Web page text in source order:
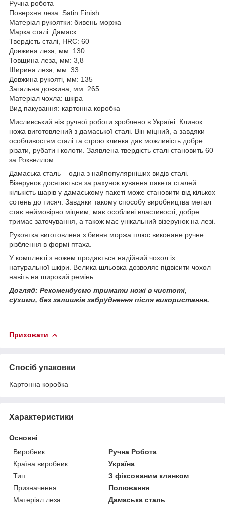
Ручна робота
Поверхня леза: Satin Finish
Матеріал рукоятки: бивень моржа
Марка сталі: Дамаск
Твердість сталі, HRC: 60
Довжина леза, мм: 130
Товщина леза, мм: 3,8
Ширина леза, мм: 33
Довжина рукояті, мм: 135
Загальна довжина, мм: 265
Матеріал чохла: шкіра
Вид пакування: картонна коробка
Мисливський ніж ручної роботи зроблено в Україні. Клинок
ножа виготовлений з дамаської сталі. Він міцний, а завдяки
особливостям сталі та строю клинка дає можливість добре
різати, рубати і колоти. Заявлена ​​твердість сталі становить 60
за Роквеллом.
Дамаська сталь – одна з найпопулярніших видів сталі.
Візерунок досягається за рахунок кування пакета сталей.
кількість шарів у дамаському пакеті може становити від кількох
сотень до тисяч. Завдяки такому способу виробництва метал
стає неймовірно міцним, має особливі властивості, добре
тримає заточування, а також має унікальний візерунок на лезі.
Рукоятка виготовлена ​​з бивня моржа плюс виконане ручне
різблення в формі птаха.
У комплекті з ножем продається надійний чохол із
натуральної шкіри. Велика шльовка дозволяє підвісити чохол
навіть на широкий ремінь.
Догляд: Рекомендуємо тримати ножі в чистоті,
сухими, без залишків забруднення після використання.
Приховати
Спосіб упаковки
Картонна коробка
Характеристики
Основні
Виробник
Ручна Робота
Країна виробник
Україна
Тип
З фіксованим клинком
Призначення
Полювання
Матеріал леза
Дамаська сталь